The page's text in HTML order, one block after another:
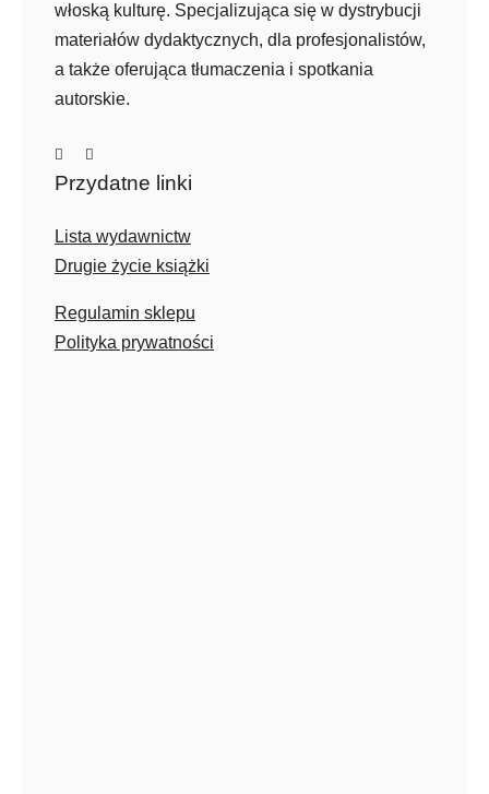
włoską kulturę. Specjalizująca się w dystrybucji
materiałów dydaktycznych, dla profesjonalistów,
a także oferująca tłumaczenia i spotkania
autorskie.
Przydatne linki
Lista wydawnictw
Drugie życie książki
Regulamin sklepu
Polityka prywatności